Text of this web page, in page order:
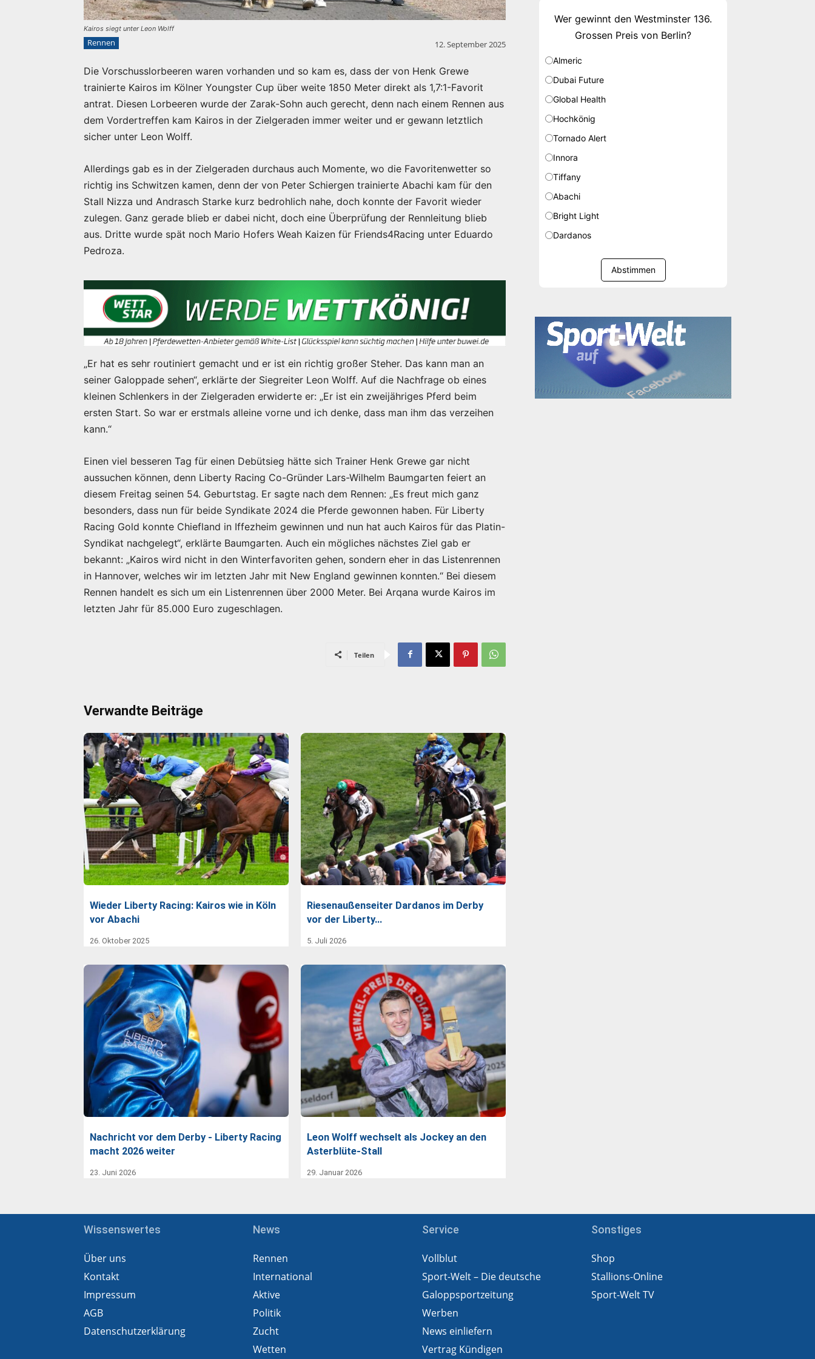
Kairos siegt unter Leon Wolff
Rennen 12. September 2025
Die Vorschusslorbeeren waren vorhanden und so kam es, dass der von Henk Grewe
trainierte Kairos im Kölner Youngster Cup über weite 1850 Meter direkt als 1,7:1-Favorit
antrat. Diesen Lorbeeren wurde der Zarak-Sohn auch gerecht, denn nach einem Rennen aus
dem Vordertreffen kam Kairos in der Zielgeraden immer weiter und er gewann letztlich
sicher unter Leon Wolff.
Allerdings gab es in der Zielgeraden durchaus auch Momente, wo die Favoritenwetter so
richtig ins Schwitzen kamen, denn der von Peter Schiergen trainierte Abachi kam für den
Stall Nizza und Andrasch Starke kurz bedrohlich nahe, doch konnte der Favorit wieder
zulegen. Ganz gerade blieb er dabei nicht, doch eine Überprüfung der Rennleitung blieb
aus. Dritte wurde spät noch Mario Hofers Weah Kaizen für Friends4Racing unter Eduardo
Pedroza.
„Er hat es sehr routiniert gemacht und er ist ein richtig großer Steher. Das kann man an
seiner Galoppade sehen“, erklärte der Siegreiter Leon Wolff. Auf die Nachfrage ob eines
kleinen Schlenkers in der Zielgeraden erwiderte er: „Er ist ein zweijähriges Pferd beim
ersten Start. So war er erstmals alleine vorne und ich denke, dass man ihm das verzeihen
kann.“
Einen viel besseren Tag für einen Debütsieg hätte sich Trainer Henk Grewe gar nicht
aussuchen können, denn Liberty Racing Co-Gründer Lars-Wilhelm Baumgarten feiert an
diesem Freitag seinen 54. Geburtstag. Er sagte nach dem Rennen: „Es freut mich ganz
besonders, dass nun für beide Syndikate 2024 die Pferde gewonnen haben. Für Liberty
Racing Gold konnte Chiefland in Iffezheim gewinnen und nun hat auch Kairos für das Platin-
Syndikat nachgelegt“, erklärte Baumgarten. Auch ein mögliches nächstes Ziel gab er
bekannt: „Kairos wird nicht in den Winterfavoriten gehen, sondern eher in das Listenrennen
in Hannover, welches wir im letzten Jahr mit New England gewinnen konnten.“ Bei diesem
Rennen handelt es sich um ein Listenrennen über 2000 Meter. Bei Arqana wurde Kairos im
letzten Jahr für 85.000 Euro zugeschlagen.
Teilen
Verwandte Beiträge
Wieder Liberty Racing: Kairos wie in Köln
vor Abachi
26. Oktober 2025
Riesenaußenseiter Dardanos im Derby
vor der Liberty…
5. Juli 2026
Nachricht vor dem Derby - Liberty Racing
macht 2026 weiter
23. Juni 2026
Leon Wolff wechselt als Jockey an den
Asterblüte-Stall
29. Januar 2026
Wer gewinnt den Westminster 136.
Grossen Preis von Berlin?
Almeric
Dubai Future
Global Health
Hochkönig
Tornado Alert
Innora
Tiffany
Abachi
Bright Light
Dardanos
Abstimmen
Wissenswertes
Über uns
Kontakt
Impressum
AGB
Datenschutzerklärung
News
Rennen
International
Aktive
Politik
Zucht
Wetten
Service
Vollblut
Sport-Welt – Die deutsche
Galoppsportzeitung
Werben
News einliefern
Vertrag Kündigen
Sonstiges
Shop
Stallions-Online
Sport-Welt TV